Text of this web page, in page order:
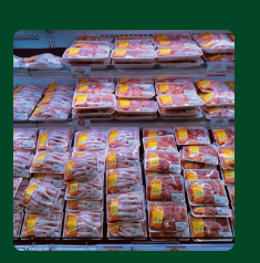
ចំនួន៦១ក្រុមហ៊ុន ដោយនាំ
ចេញទៅកាន់គោលដៅចំនួន៦៦
ដែលក្នុងនោះទៅកាន់បណ្តា
ប្រទេសនៅក្នុងតំបន់អឺរ៉ុប
ចំនួន៣៣ ​បានបរិមាណអង្ករ
ចំនួន២០៧ ១៥៧តោន គិតជា
ទឹកប្រាក់ចំនួន១៥៦,៤៥​លាន
ដុល្លារ។ ឧកញ៉ា ឡាយ ឈុនហួ